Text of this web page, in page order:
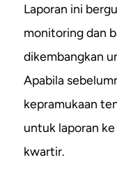
Laporan ini
monitoring dan
dikembangkan
Apabila
kepramukaan
untuk laporan
kwartir.